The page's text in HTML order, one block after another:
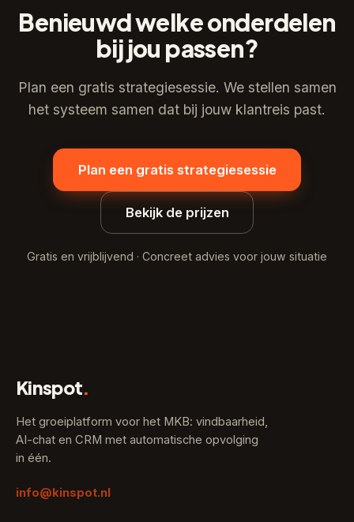
Benieuwd welke onderdelen
bij jou passen?
Plan een gratis strategiesessie. We stellen samen
het systeem samen dat bij jouw klantreis past.
Plan een gratis strategiesessie
Bekijk de prijzen
Gratis en vrijblijvend · Concreet advies voor jouw situatie
Kinspot.
Het groeiplatform voor het MKB: vindbaarheid,
AI-chat en CRM met automatische opvolging
in één.
info@kinspot.nl